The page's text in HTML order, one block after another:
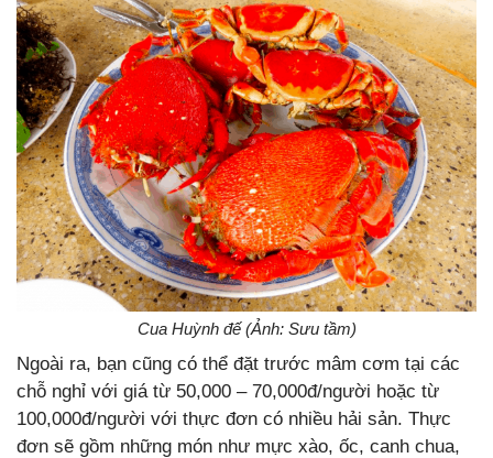
Cua Huỳnh đế (Ảnh: Sưu tầm)
Ngoài ra, bạn cũng có thể đặt trước mâm cơm tại các
chỗ nghỉ với giá từ 50,000 – 70,000đ/người hoặc từ
100,000đ/người với thực đơn có nhiều hải sản. Thực
đơn sẽ gồm những món như mực xào, ốc, canh chua,